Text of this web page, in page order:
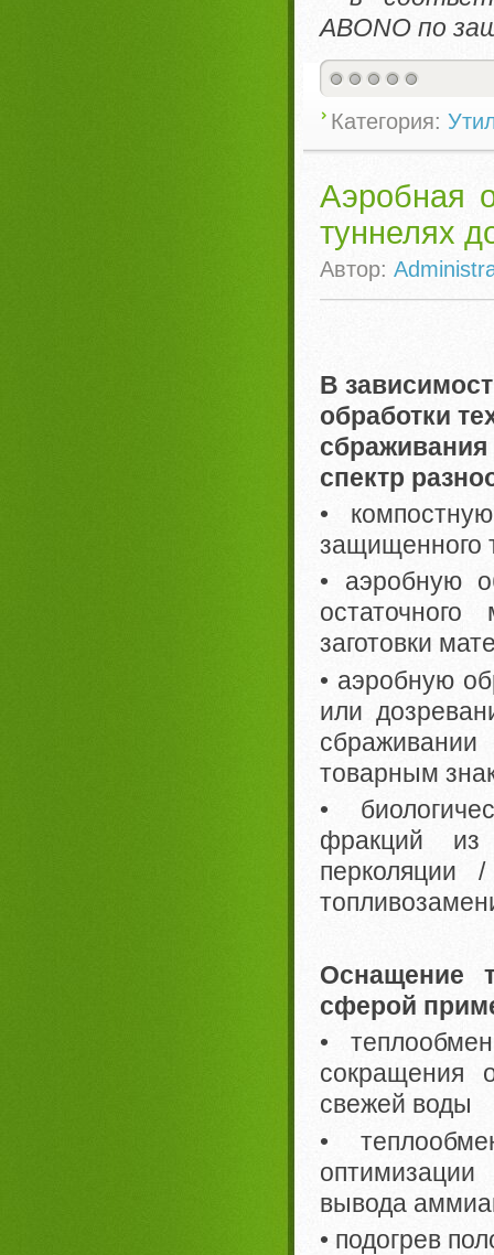
ABONO по
Категория:
Аэробная
туннелях
Автор:
В
обработки
спектр
•
защищенного
• аэробную
заготовки
• аэробную
или
товарным
•
фракций из
перколяции
Оснащение
сферой
•
сокращения
свежей воды
•
вывода
• подогрев